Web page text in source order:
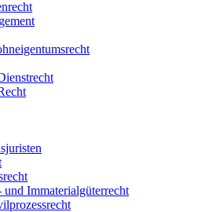
und Immaterialgüterrecht